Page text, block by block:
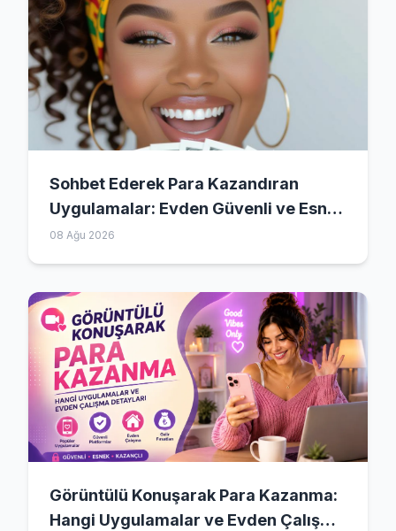
Sohbet Ederek Para Kazandıran
Uygulamalar: Evden Güvenli ve Esnek
Kazanç Rehberi
08 Ağu 2026
Görüntülü Konuşarak Para Kazanma:
Hangi Uygulamalar ve Evden Çalışma